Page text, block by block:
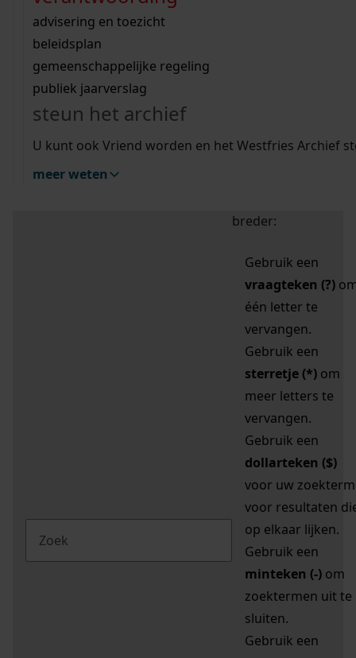
bouwvergunningen
omgevingsvergunningen
vergunningen
beeld en geluid
uitleg nodig?
Wij helpen u op weg met een aantal zoektips.
bekijk alle zoektips
Wij helpen u op weg met een aantal zoektips.
bekijk alle zoektips
bekijk ons geschiedenislokaal
advisering en toezicht
beleidsplan
gemeenschappelijke regeling
publiek jaarverslag
steun het archief
U kunt ook Vriend worden en het Westfries Archief
meer weten
zoektips
Mijn Studiezaal (inloggen)
uw zoekopdracht te
breder:
Gebruik een
vraagteken (?)
één letter te
vervangen.
Gebruik een
sterretje (*) om
meer letters te
vervangen.
Gebruik een
dollarteken ($)
voor uw zoekterm
voor resultaten
op elkaar lijken.
Gebruik een
minteken (-) om
zoektermen uit te
sluiten.
Gebruik een